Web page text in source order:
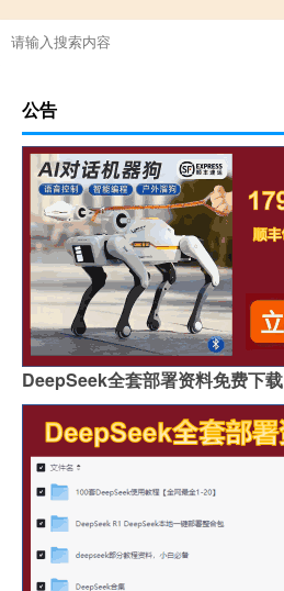
公告
DeepSeek全套部署资料免费下载